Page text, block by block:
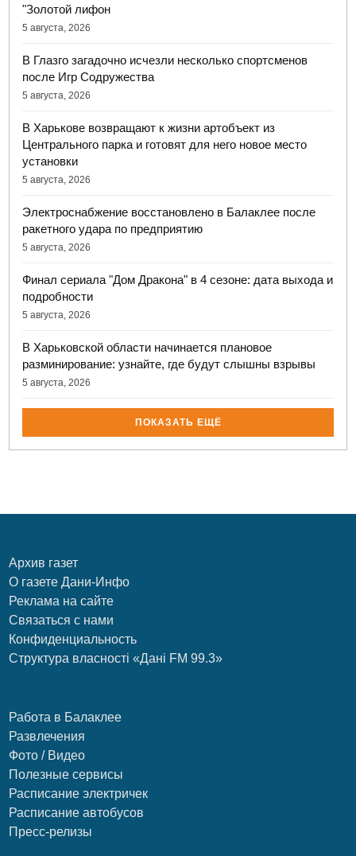
"Золотой лифон
5 августа, 2026
В Глазго загадочно исчезли несколько спортсменов
после Игр Содружества
5 августа, 2026
В Харькове возвращают к жизни артобъект из
Центрального парка и готовят для него новое место
установки
5 августа, 2026
Электроснабжение восстановлено в Балаклее после
ракетного удара по предприятию
5 августа, 2026
Финал сериала "Дом Дракона" в 4 сезоне: дата выхода и
подробности
5 августа, 2026
В Харьковской области начинается плановое
разминирование: узнайте, где будут слышны взрывы
5 августа, 2026
ПОКАЗАТЬ ЕЩЁ
Архив газет
О газете Дани-Инфо
Реклама на сайте
Связаться с нами
Конфиденциальность
Структура власності «Дані FM 99.3»
Работа в Балаклее
Развлечения
Фото / Видео
Полезные сервисы
Расписание электричек
Расписание автобусов
Пресс-релизы